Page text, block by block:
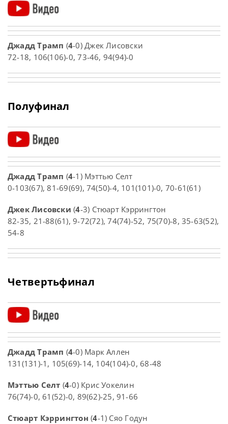
Джадд Трамп (4-0) Джек Лисовски
72-18, 106(106)-0, 73-46, 94(94)-0
Полуфинал
Джадд Трамп (4-1) Мэттью Селт
0-103(67), 81-69(69), 74(50)-4, 101(101)-0, 70-61(61)
Джек Лисовски (4-3) Стюарт Кэррингтон
82-35, 21-88(61), 9-72(72), 74(74)-52, 75(70)-8, 35-63(52),
54-8
Четвертьфинал
Джадд Трамп (4-0) Марк Аллен
131(131)-1, 105(69)-14, 104(104)-0, 68-48
Мэттью Селт (4-0) Крис Уокелин
76(74)-0, 61(52)-0, 89(62)-25, 91-66
Стюарт Кэррингтон (4-1) Сяо Годун